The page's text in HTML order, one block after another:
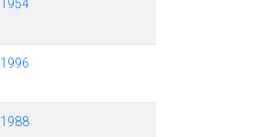
1954
1996
1988